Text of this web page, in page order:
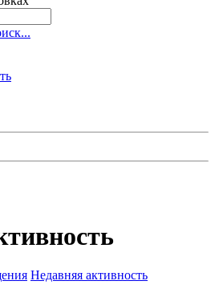
Недавняя активность